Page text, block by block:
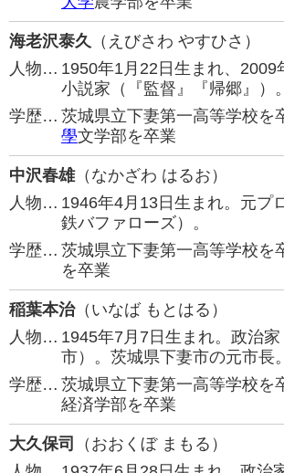
海老沢泰久 （えびさわ やすひさ）
人物… 1950年1月22日生まれ、2009
小説家（『監督』『帰郷』）。
学歴… 茨城県立下妻第一高等学校を
學文学部を卒業
中沢春雄（なかざわ はるお）
人物… 1946年4月13日生まれ。元プ
鉄バファローズ）。
学歴… 茨城県立下妻第一高等学校を
を卒業
稲葉本治（いなば もとはる）
人物… 1945年7月7日生まれ。政治
市）。茨城県下妻市の元市長。
学歴… 茨城県立下妻第一高等学校を
経済学部を卒業
大久保司
（おおくぼ まもる）